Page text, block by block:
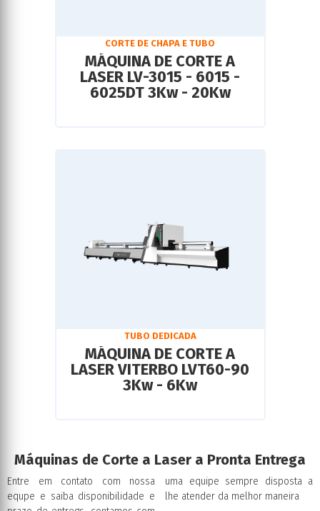
CORTE DE CHAPA E TUBO
MÁQUINA DE CORTE A
LASER LV-3015 - 6015 -
6025DT 3Kw - 20Kw
TUBO DEDICADA
MÁQUINA DE CORTE A
LASER VITERBO LVT60-90
3Kw - 6Kw
Máquinas de Corte a Laser a Pronta Entrega
Entre em contato com nossa
equpe e saiba disponibilidade e
uma equipe sempre disposta a
lhe atender da melhor maneira